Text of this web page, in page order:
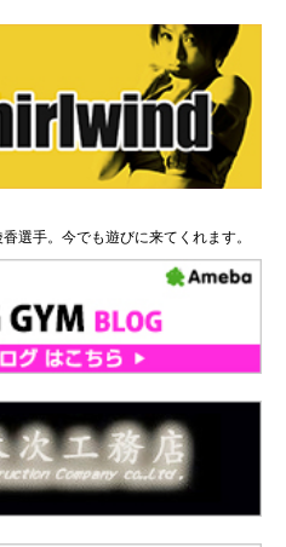
選手。今でも遊びに来てくれます。